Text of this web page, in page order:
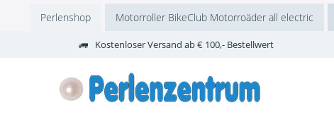
Perlenshop Motorroller BikeClub Motorroäder all electric
Kostenloser Versand ab € 100,- Bestellwert